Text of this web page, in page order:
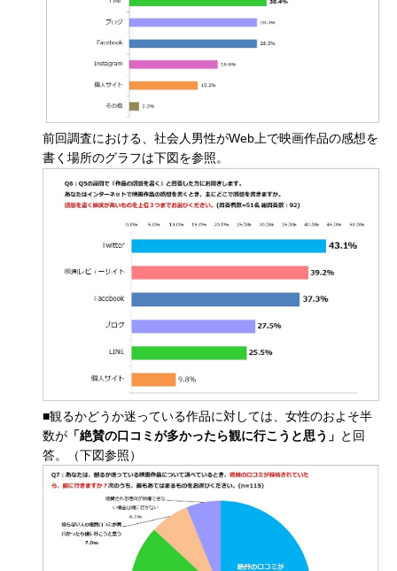
前回調査における、社会人男性がWeb上で映画作品の感想を
書く場所のグラフは下図を参照。
■観るかどうか迷っている作品に対しては、女性のおよそ半
数が 「絶賛の口コミが多かったら観に行こうと思う」 と回
答。（下図参照）